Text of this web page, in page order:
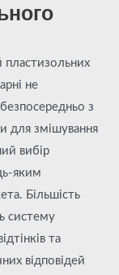
не
з
для змішування
вибір
яким
Більшість
систему
та
відповідей